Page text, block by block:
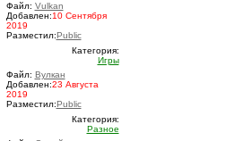
Файл: Vulkan
Добавлен:10 Сентября
2019
Разместил:Public
Категория:
Игры
Файл: Вулкан
Добавлен:23 Августа
2019
Разместил:Public
Категория:
Разное